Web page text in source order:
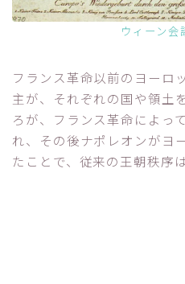
ウィーン会
フランス革命以前のヨーロ
主が、それぞれの国や領土
ろが、フランス革命によっ
れ、その後ナポレオンがヨ
たことで、従来の王朝秩序